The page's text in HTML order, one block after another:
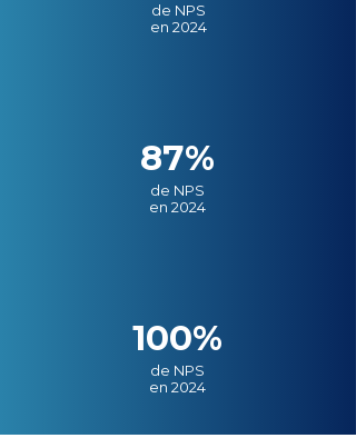
de NPS
en 2024
87%
de NPS
en 2024
100%
de NPS
en 2024